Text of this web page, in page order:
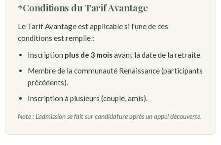
*Conditions du Tarif Avantage
Le Tarif Avantage est applicable si l'une de ces
conditions est remplie :
Inscription plus de 3 moisavant la date de la retraite.
Membre de la communauté Renaissance (participants
précédents).
Inscription à plusieurs (couple, amis).
Note : L'admission se fait sur candidature après un appel découverte.